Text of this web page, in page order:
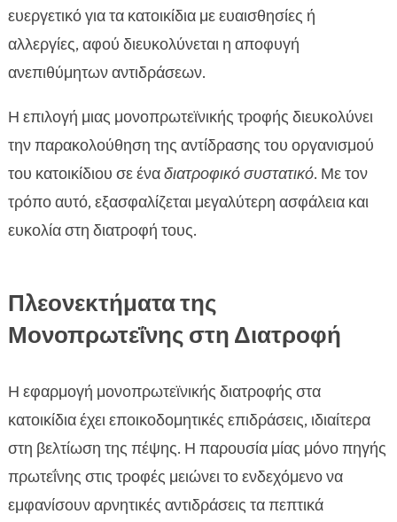
ευεργετικό για τα κατοικίδια με ευαισθησίες ή
αλλεργίες, αφού διευκολύνεται η αποφυγή
ανεπιθύμητων αντιδράσεων.
Η επιλογή μιας μονοπρωτεϊνικής τροφής διευκολύνει
την παρακολούθηση της αντίδρασης του οργανισμού
του κατοικίδιου σε έναδιατροφικό συστατικό. Με τον
τρόπο αυτό, εξασφαλίζεται μεγαλύτερη ασφάλεια και
ευκολία στη διατροφή τους.
Πλεονεκτήματα της
Μονοπρωτεΐνης στη Διατροφή
Η εφαρμογή μονοπρωτεϊνικής διατροφής στα
κατοικίδια έχει εποικοδομητικές επιδράσεις, ιδιαίτερα
στη βελτίωση της πέψης. Η παρουσία μίας μόνο πηγής
πρωτεΐνης στις τροφές μειώνει το ενδεχόμενο να
εμφανίσουν αρνητικές αντιδράσεις τα πεπτικά